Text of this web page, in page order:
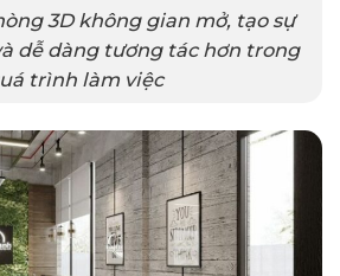
3D không gian mở, tạo sự
dễ dàng tương tác hơn trong
trình làm việc